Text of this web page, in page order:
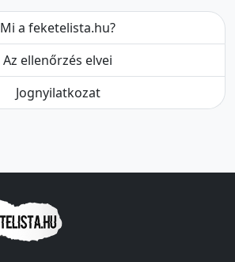
Mi a feketelista.hu?
Az ellenőrzés elvei
Jognyilatkozat